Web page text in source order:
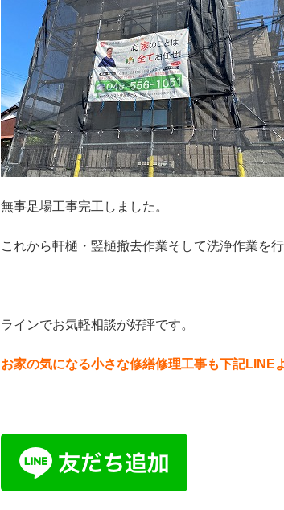
無事足場工事完工しました。
これから軒樋・竪樋撤去作業そして洗浄作業を行
ラインでお気軽相談が好評です。
お家の気になる小さな修繕修理工事も下記LINE